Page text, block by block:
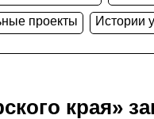
проекты Истории
края»